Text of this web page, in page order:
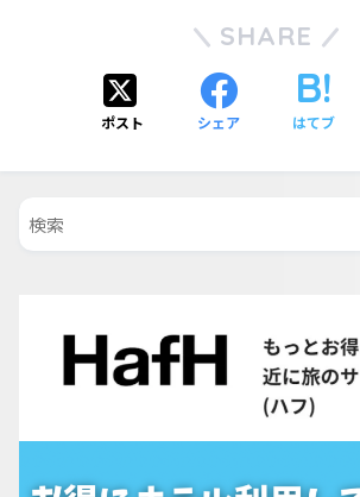
SHARE
ポスト シェア はてブ